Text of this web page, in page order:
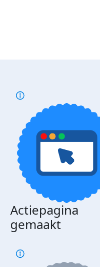
Actiepagina
gemaakt